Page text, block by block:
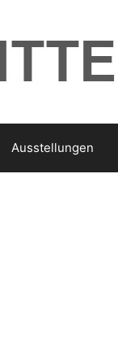
Ausstellungen